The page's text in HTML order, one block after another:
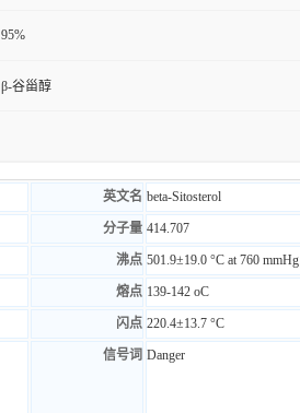
95%
β-谷甾醇
英文名 beta-Sitosterol
分子量 414.707
沸点 501.9±19.0 °C at 760 mmHg
熔点 139-142 oC
闪点 220.4±13.7 °C
信号词 Danger